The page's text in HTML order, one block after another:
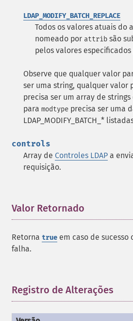
LDAP_MODIFY_BATCH_REPLACE
Todos os valores atuais do
nomeado por attrib são
pelos valores especificados
Observe que qualquer valor
ser uma string, qualquer valor
precisa ser um array de
para modtype precisa ser uma
LDAP_MODIFY_BATCH_*
controls
Array de Controles LDAP a
requisição.
Valor Retornado
Retorna true em caso de sucesso
falha.
Registro de Alterações